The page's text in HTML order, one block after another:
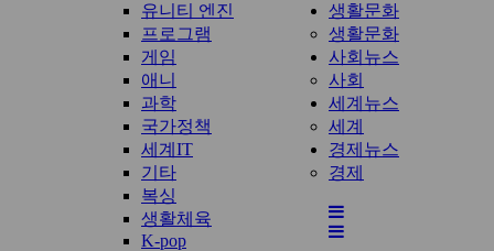
유니티 엔진
프로그램
게임
애니
과학
국가정책
세계IT
기타
생활문화
생활문화
복싱
생활체육
K-pop
사회뉴스
사회
세계뉴스
세계
경제뉴스
경제
전
체